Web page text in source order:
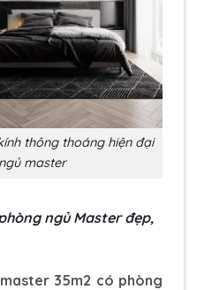
thông thoáng hiện đại
master
ngủ Master đẹp,
35m2 có phòng